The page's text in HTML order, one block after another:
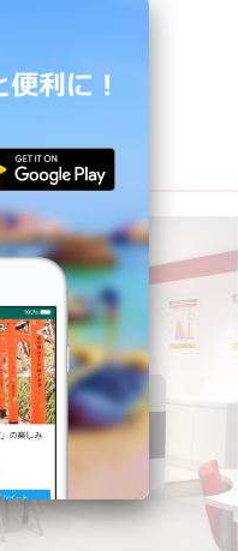
比べ体験